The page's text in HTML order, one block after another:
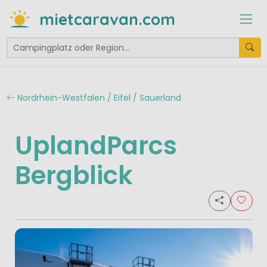
mietcaravan.com
Nordrhein-Westfalen / Eifel / Sauerland
UplandParcs
Bergblick